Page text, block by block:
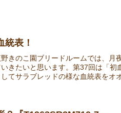
統表！
野きのこ園ブリードルームでは、月
いきたいと思います。第37回は「
してサラブレッドの様な血統表をオ